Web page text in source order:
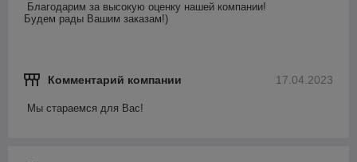
Благодарим за высокую оценку нашей компании!
Будем рады Вашим заказам!)
17.04.2023
Комментарий компании
Мы стараемся для Вас!